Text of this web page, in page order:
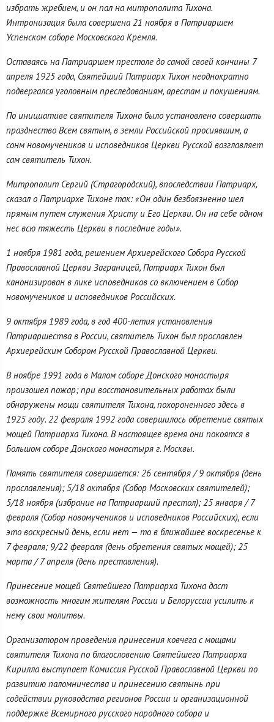
избрать жребием, и он пал на митрополита Тихона.
Интронизация была совершена 21 ноября в Патриаршем
Успенском соборе Московского Кремля.
Оставаясь на Патриаршем престоле до самой своей кончины 7
апреля 1925 года, Святейший Патриарх Тихон неоднократно
подвергался уголовным преследованиям, арестам и покушениям.
По инициативе святителя Тихона было установлено совершать
празднество Всем святым, в земли Российской просиявшим, а
сонм новомучеников и исповедников Церкви Русской возглавляет
сам святитель Тихон.
Митрополит Сергий (Страгородский), впоследствии Патриарх,
сказал о Патриархе Тихоне так: «Он один безбоязненно шел
прямым путем служения Христу и Его Церкви. Он на себе одном
нес всю тяжесть Церкви в последние годы».
1 ноября 1981 года, решением Архиерейского Собора Русской
Православной Церкви Заграницей, Патриарх Тихон был
канонизирован в лике исповедников со включением в Собор
новомучеников и исповедников Российских.
9 октября 1989 года, в год 400-летия установления
Патриаршества в России, святитель Тихон был прославлен
Архиерейским Собором Русской Православной Церкви.
В ноябре 1991 года в Малом соборе Донского монастыря
произошел пожар; при восстановительных работах были
обнаружены мощи святителя Тихона, похороненного здесь в
1925 году. 22 февраля 1992 года совершилось обретение святых
мощей Патриарха Тихона. В настоящее время они покоятся в
Большом соборе Донского монастыря г. Москвы.
Память святителя совершается: 26 сентября / 9 октября (день
прославления); 5/18 октября (Собор Московских святителей);
5/18 ноября (избрание на Патриарший престол); 25 января / 7
февраля (Собор новомучеников и исповедников Российских), если
это воскресный день, если нет — то в ближайшее воскресенье к
7 февраля; 9/22 февраля (день обретения святых мощей); 25
марта / 7 апреля (день преставления).
Принесение мощей Святейшего Патриарха Тихона даст
возможность многим жителям России и Белоруссии усилить к
нему свои молитвы.
Организатором проведения принесения ковчега с мощами
святителя Тихона по благословению Святейшего Патриарха
Кирилла выступает Комиссия Русской Православной Церкви по
развитию паломничества и принесению святынь при
содействии руководства регионов России и организационной
поддержке Всемирного русского народного собора и